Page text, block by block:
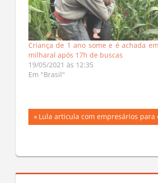
Criança de 1 ano some e é achada em
milharal após 17h de buscas
19/05/2021 às 12:35
Em "Brasil"
Navegação
Post
Previous
Post:
Lula articula com empresários